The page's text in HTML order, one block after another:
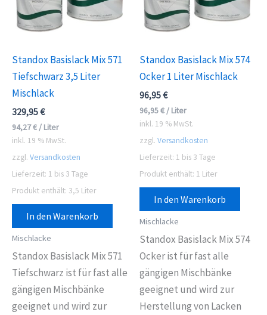
Standox Basislack Mix 571
Tiefschwarz 3,5 Liter
Mischlack
329,95€
94,27€ / Liter
inkl. 19 % MwSt.
zzgl. Versandkosten
Lieferzeit: 1 bis 3 Tage
Produkt enthält: 3,5 Liter
In den Warenkorb
Mischlacke
Standox Basislack Mix 571
Tiefschwarz ist für fast alle
gängigen Mischbänke
geeignet und wird zur
Standox Basislack Mix 574
Ocker 1 Liter Mischlack
96,95€
96,95€ / Liter
inkl. 19 % MwSt.
zzgl. Versandkosten
Lieferzeit: 1 bis 3 Tage
Produkt enthält: 1 Liter
In den Warenkorb
Mischlacke
Standox Basislack Mix 574
Ocker ist für fast alle
gängigen Mischbänke
geeignet und wird zur
Herstellung von Lacken